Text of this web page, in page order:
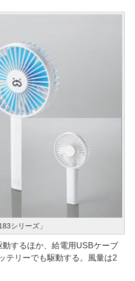
シリーズ」
するほか、給電用USBケーブ
テリーでも駆動する。風量は2